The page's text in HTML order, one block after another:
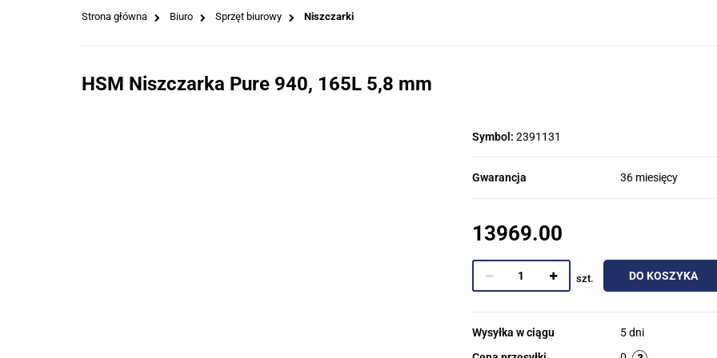
Strona główna Biuro Sprzęt biurowy Niszczarki
HSM Niszczarka Pure 940, 165L 5,8 mm
Symbol: 2391131
Gwarancja 36 miesięcy
13969.00
szt. DO KOSZYKA
Wysyłka w ciągu
5 dni